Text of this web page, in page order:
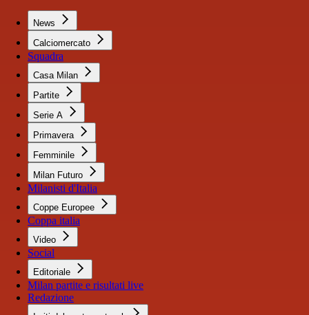
News
Calciomercato
Squadra
Casa Milan
Partite
Serie A
Primavera
Femminile
Milan Futuro
Milanisti d'Italia
Coppe Europee
Coppa italia
Video
Social
Editoriale
Milan partite e risultati live
Redazione